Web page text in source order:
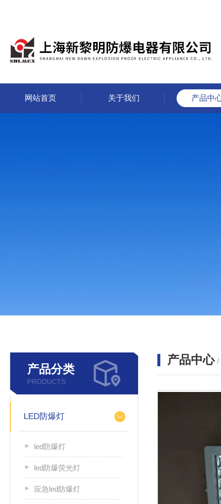
网站首页 关于我们 产品中
产品分类
PRODUCTS
LED防爆灯
led防爆灯
led防爆荧光灯
应急led防爆灯
产品中心 /